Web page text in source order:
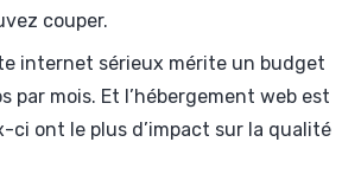
couper.
internet sérieux mérite un budget
par mois. Et l’hébergement web est
ci ont le plus d’impact sur la qualité